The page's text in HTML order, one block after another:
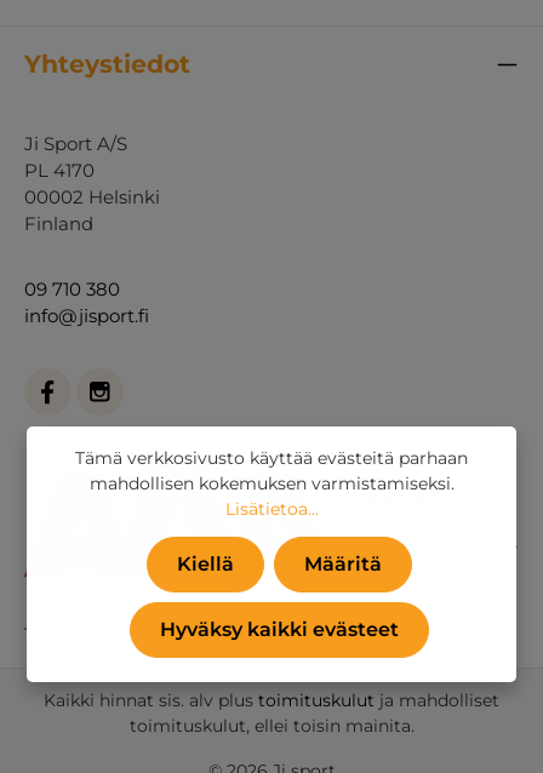
Yhteystiedot
Ji Sport A/S
PL 4170
00002 Helsinki
Finland
09 710 380
info@jisport.fi
Tai yhteydenottolomakkeella.
Kaikki hinnat sis. alv plus toimituskulut ja mahdolliset
toimituskulut, ellei toisin mainita.
Tämä verkkosivusto käyttää evästeitä parhaan
mahdollisen kokemuksen varmistamiseksi.
Lisätietoa...
Kiellä Määritä
Hyväksy kaikki evästeet